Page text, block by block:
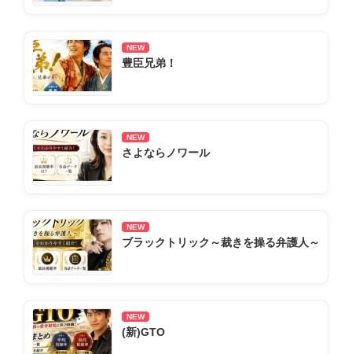
NEW
豊臣兄弟！
NEW
さよならノワール
NEW
ブラックトリック～裁きを操る弁護人～
NEW
(新)GTO